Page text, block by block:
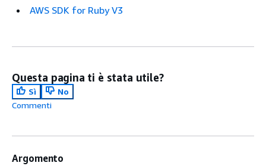
AWS SDK for Ruby V3
Questa pagina ti è stata utile?
Sì
No
Commenti
Argomento